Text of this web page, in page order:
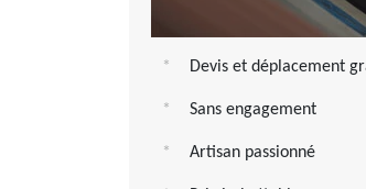
Devis et déplacement
Sans engagement
Artisan passionné